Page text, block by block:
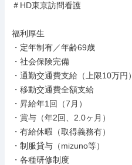
＃HD東京訪問看護
福利厚生
・定年制有／年齢69歳
・社会保険完備
・通勤交通費支給（上限10万円）
・移動交通費全額支給
・昇給年1回（7月）
・賞与（年2回、2.0ヶ月）
・有給休暇（取得義務有）
・制服貸与（mizuno等）
・各種研修制度